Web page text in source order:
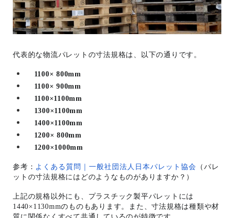
代表的な物流パレットの寸法規格は、以下の通りです。
1100× 800mm
1100× 900mm
1100×1100mm
1300×1100mm
1400×1100mm
1200× 800mm
1200×1000mm
参考： よくある質問｜一般社団法人日本パレット協会 （パレ
ットの寸法規格にはどのようなものがありますか？）
上記の規格以外にも、プラスチック製平パレットには
1440×1130mmのものもあります。また、寸法規格は種類や材